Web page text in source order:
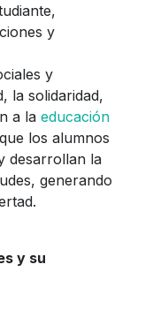
y
y
la solidaridad,
a la educación
los alumnos
desarrollan la
generando
y su